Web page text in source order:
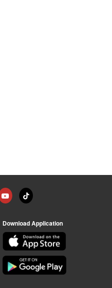
Download Application